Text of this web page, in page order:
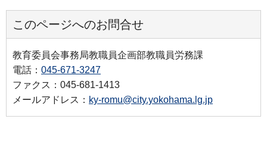
このページへのお問合せ
教育委員会事務局教職員企画部教職員労務課
電話： 045-671-3247
ファクス：045-681-1413
メールアドレス： ky-romu@city.yokohama.lg.jp